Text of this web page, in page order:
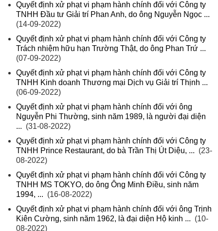
Quyết định xử phạt vi phạm hành chính đối với Công ty
TNHH Đầu tư Giải trí Phan Anh, do ông Nguyễn Ngọc ...
(14-09-2022)
Quyết định xử phạt vi phạm hành chính đối với Công ty
Trách nhiệm hữu hạn Trường Thật, do ông Phan Trứ ...
(07-09-2022)
Quyết định xử phạt vi phạm hành chính đối với Công ty
TNHH Kinh doanh Thương mại Dịch vụ Giải trí Thịnh ...
(06-09-2022)
Quyết định xử phạt vi phạm hành chính đối với ông
Nguyễn Phi Thường, sinh năm 1989, là người đại diện
... (31-08-2022)
Quyết định xử phạt vi phạm hành chính đối với Công ty
TNHH Prince Restaurant, do bà Trần Thị Út Diệu, ... (23-
08-2022)
Quyết định xử phạt vi phạm hành chính đối với Công ty
TNHH MS TOKYO, do ông Ông Minh Điều, sinh năm
1994, ... (16-08-2022)
Quyết định xử phạt vi phạm hành chính đối với ông Trịnh
Kiên Cường, sinh năm 1962, là đại diện Hộ kinh ... (10-
08-2022)